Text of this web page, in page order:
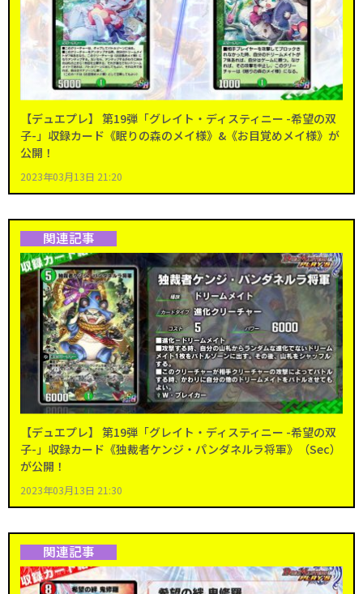
【デュエプレ】 第19弾「グレイト・ディスティニー -希望の双
子-」収録カード《眠りの森のメイ様》&《お目覚めメイ様》が
公開！
2023年03月13日 21:20
関連記事
【デュエプレ】 第19弾「グレイト・ディスティニー -希望の双
子-」収録カード《独裁者ケンジ・パンダネルラ将軍》（Sec）
が公開！
2023年03月13日 21:30
関連記事